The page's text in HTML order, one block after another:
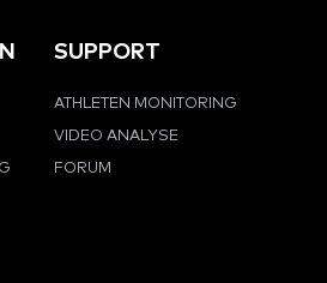
SUPPORT
ATHLETEN MONITORING
VIDEO ANALYSE
FORUM